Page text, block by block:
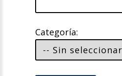
Categoría: